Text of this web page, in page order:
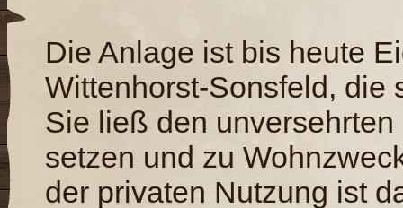
Die Anlage ist bis heute
Wittenhorst-Sonsfeld, die
Sie ließ den
setzen und zu
der privaten Nutzung ist